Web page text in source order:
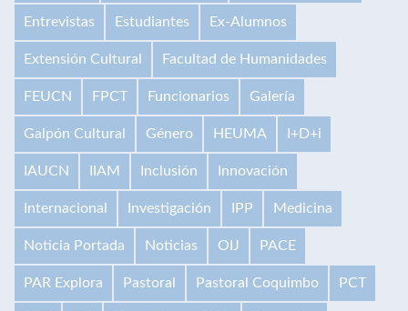
Entrevistas Estudiantes Ex-Alumnos
Extensión Cultural Facultad de Humanidades
FEUCN FPCT Funcionarios Galería
Galpón Cultural Género HEUMA I+D+i
IAUCN IIAM Inclusión Innovación
Internacional Investigación IPP Medicina
Noticia Portada Noticias OIJ PACE
PAR Explora Pastoral Pastoral Coquimbo PCT